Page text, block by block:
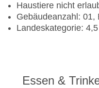
Haustiere nicht
Gebäudeanzahl: 01,
Landeskategorie:
Essen &